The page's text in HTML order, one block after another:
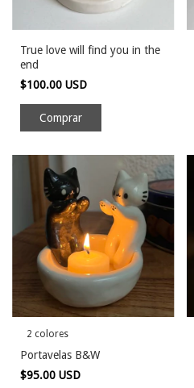
True love will find you in the
end
$100.00 USD
2 colores
Portavelas B&W
$95.00 USD